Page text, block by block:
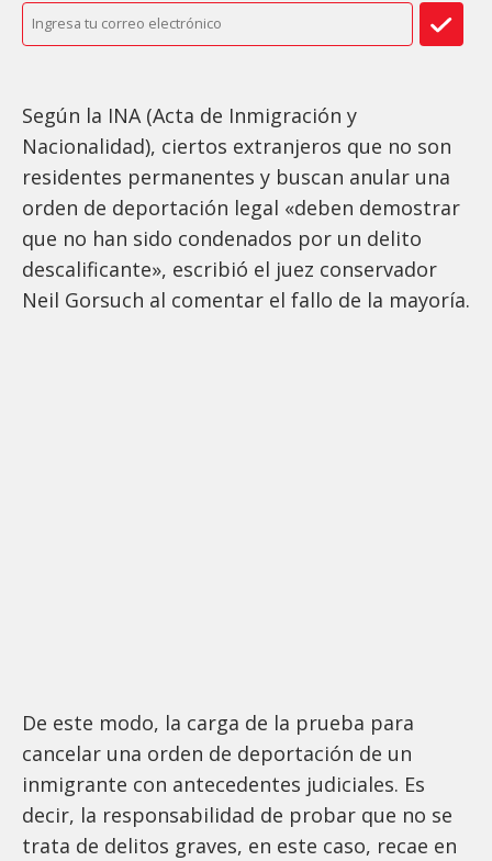
Según la INA (Acta de Inmigración y
Nacionalidad), ciertos extranjeros que no son
residentes permanentes y buscan anular una
orden de deportación legal «deben demostrar
que no han sido condenados por un delito
descalificante», escribió el juez conservador
Neil Gorsuch al comentar el fallo de la mayoría.
De este modo, la carga de la prueba para
cancelar una orden de deportación de un
inmigrante con antecedentes judiciales. Es
decir, la responsabilidad de probar que no se
trata de delitos graves, en este caso, recae en